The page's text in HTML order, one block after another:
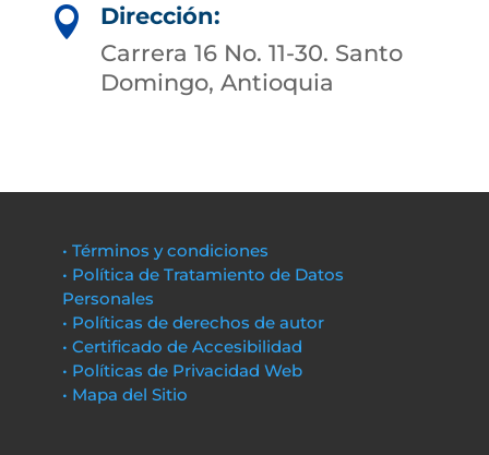

Dirección:
Carrera 16 No. 11-30. Santo
Domingo, Antioquia
• Términos y condiciones
• Política de Tratamiento de Datos
Personales
• Políticas de derechos de autor
• Certificado de Accesibilidad
• Políticas de Privacidad Web
• Mapa del Sitio